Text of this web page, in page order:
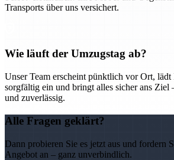
Transports über uns versichert.
Wie läuft der Umzugstag ab?
Unser Team erscheint pünktlich vor Ort, lädt
sorgfältig ein und bringt alles sicher ans Ziel
und zuverlässig.
Alle Fragen geklärt?
Dann probieren Sie es jetzt aus und fordern
Angebot an – ganz unverbindlich.